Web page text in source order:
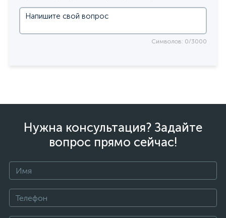
Символов: 0/3000
Нужна консультация? Задайте
вопрос прямо сейчас!